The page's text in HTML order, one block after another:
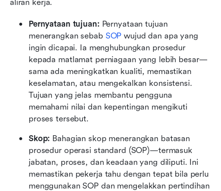
aliran kerja.
Pernyataan tujuan: Pernyataan tujuan
menerangkan sebab SOP wujud dan apa yang
ingin dicapai. Ia menghubungkan prosedur
kepada matlamat perniagaan yang lebih besar—
sama ada meningkatkan kualiti, memastikan
keselamatan, atau mengekalkan konsistensi.
Tujuan yang jelas membantu pengguna
memahami nilai dan kepentingan mengikuti
proses tersebut.
Skop: Bahagian skop menerangkan batasan
prosedur operasi standard (SOP)—termasuk
jabatan, proses, dan keadaan yang diliputi. Ini
memastikan pekerja tahu dengan tepat bila perlu
menggunakan SOP dan mengelakkan pertindihan